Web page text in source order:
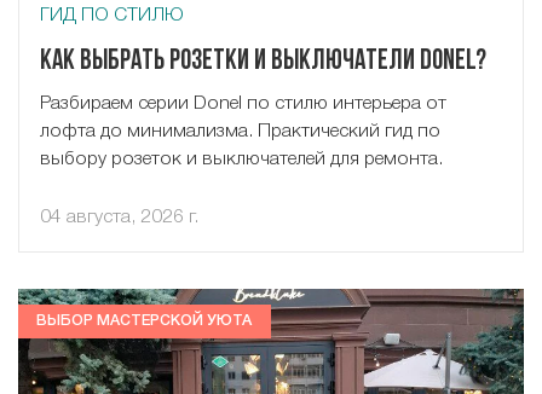
ГИД ПО СТИЛЮ
Как выбрать розетки и выключатели Donel?
Разбираем серии Donel по стилю интерьера от
лофта до минимализма. Практический гид по
выбору розеток и выключателей для ремонта.
04 августа, 2026 г.
ВЫБОР МАСТЕРСКОЙ УЮТА